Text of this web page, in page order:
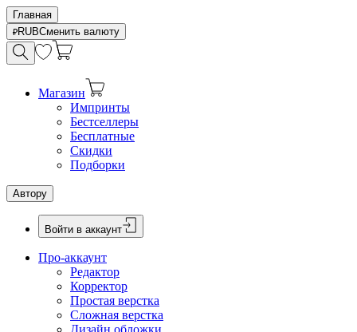
Главная
RUBСменить валюту
Магазин
Импринты
Бестселлеры
Бесплатные
Скидки
Подборки
Автору
Войти в аккаунт
Про-аккаунт
Редактор
Корректор
Простая верстка
Сложная верстка
Дизайн обложки